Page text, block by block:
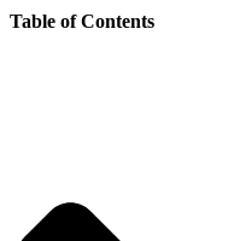
Table of Contents